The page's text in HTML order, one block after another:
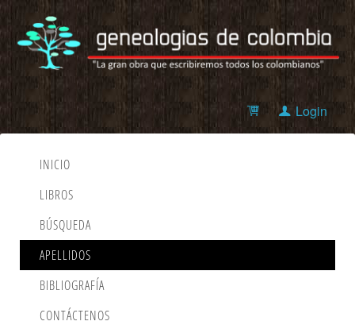
Login
INICIO
LIBROS
BÚSQUEDA
APELLIDOS
BIBLIOGRAFÍA
CONTÁCTENOS